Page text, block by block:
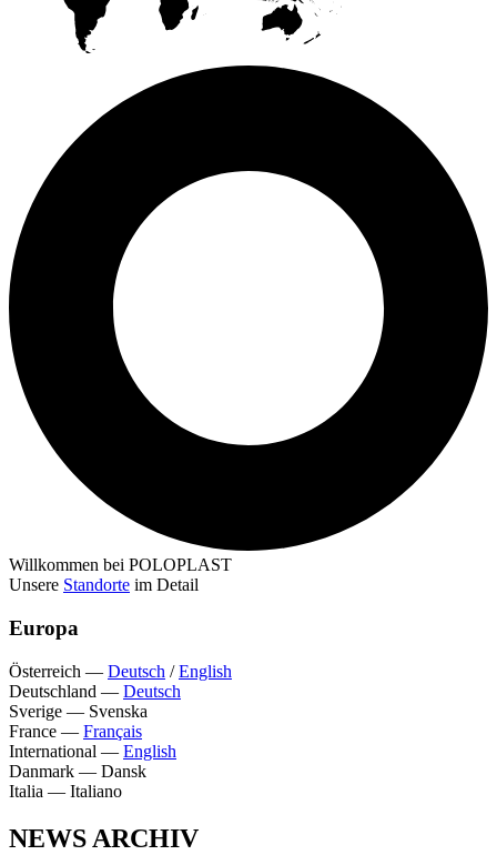
Willkommen bei POLOPLAST
Unsere Standorte im Detail
Europa
Österreich — Deutsch /English
Deutschland — Deutsch
Sverige — Svenska
France — Français
International — English
Danmark — Dansk
Italia — Italiano
NEWS ARCHIV